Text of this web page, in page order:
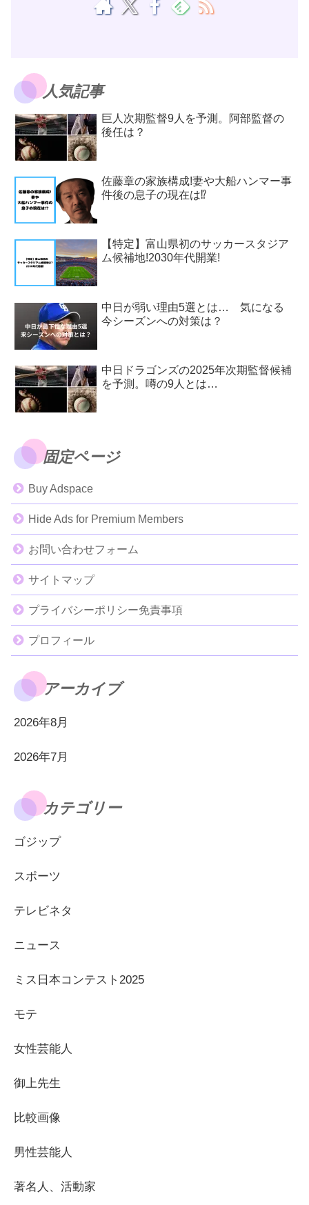
人気記事
巨人次期監督9人を予測。阿部監督の
後任は？
佐藤章の家族構成!妻や大船ハンマー事
件後の息子の現在は⁉
【特定】富山県初のサッカースタジア
ム候補地!2030年代開業!
中日が弱い理由5選とは… 気になる
今シーズンへの対策は？
中日ドラゴンズの2025年次期監督候補
を予測。噂の9人とは…
固定ページ
Buy Adspace
Hide Ads for Premium Members
お問い合わせフォーム
サイトマップ
プライバシーポリシー免責事項
プロフィール
アーカイブ
2026年8月
2026年7月
カテゴリー
ゴジップ
スポーツ
テレビネタ
ニュース
ミス日本コンテスト2025
モテ
女性芸能人
御上先生
比較画像
男性芸能人
著名人、活動家